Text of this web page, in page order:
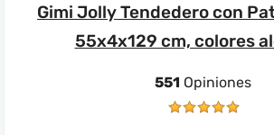
Gimi Jolly Tendedero con
55x4x129 cm, colores
551 Opiniones